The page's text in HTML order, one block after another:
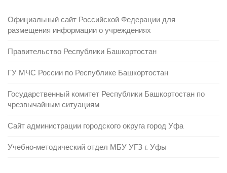
Официальный сайт Российской Федерации для
размещения информации о учреждениях
Правительство Республики Башкортостан
ГУ МЧС России по Республике Башкортостан
Государственный комитет Республики Башкортостан по
чрезвычайным ситуациям
Сайт администрации городского округа город Уфа
Учебно-методический отдел МБУ УГЗ г. Уфы